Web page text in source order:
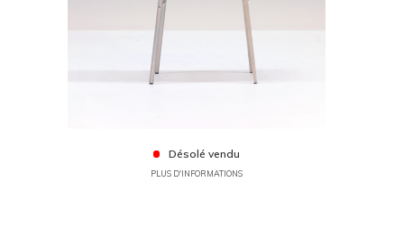
Désolé vendu
PLUS D'INFORMATIONS